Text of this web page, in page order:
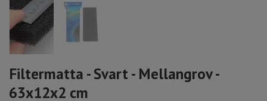
Filtermatta - Svart - Mellangrov -
63x12x2 cm